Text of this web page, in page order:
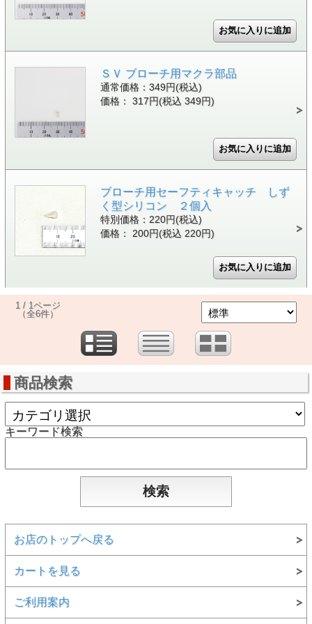
ＳＶ ブローチ用マクラ部品
通常価格：349円(税込)
価格： 317円(税込 349円)
ブローチ用セーフティキャッチ しず
く型シリコン ２個入
特別価格：220円(税込)
価格： 200円(税込 220円)
1 / 1ページ
（全6件）
商品検索
キーワード検索
お店のトップへ戻る
カートを見る
ご利用案内